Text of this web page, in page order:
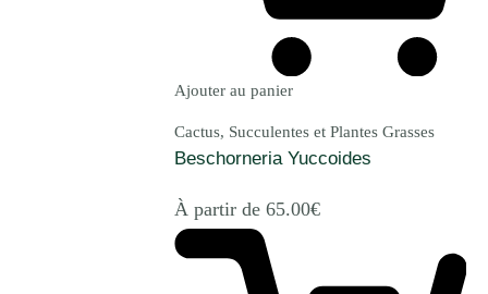
Ajouter au panier
Cactus, Succulentes et Plantes Grasses
Beschorneria Yuccoides
À partir de 65.00€